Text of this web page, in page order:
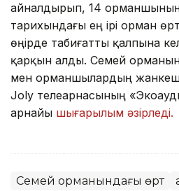
айналдырып, 14 орманшының
тарихындағы ең ірі орман
өңірде табиғатты қалпына
қарқын алды. Семей
мен орманшылардың
Joly телеарнасының
арнайы шығарылым әзірледі.
Семей орманындағы өрт